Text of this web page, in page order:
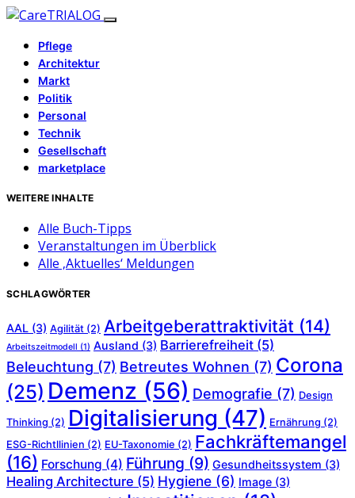
Pflege
Architektur
Markt
Politik
Personal
Technik
Gesellschaft
marketplace
WEITERE INHALTE
Alle Buch-Tipps
Veranstaltungen im Überblick
Alle ‚Aktuelles‘ Meldungen
SCHLAGWÖRTER
AAL (3) Agilität (2) Arbeitgeberattraktivität (14)
Arbeitszeitmodell (1) Ausland (3) Barrierefreiheit (5)
Beleuchtung (7) Betreutes Wohnen (7) Corona
(25) Demenz (56) Demografie (7) Design
Thinking (2) Digitalisierung (47) Ernährung (2)
ESG-Richtllinien (2) EU-Taxonomie (2) Fachkräftemangel
(16) Forschung (4) Führung (9) Gesundheitssystem (3)
Healing Architecture (5) Hygiene (6) Image (3)